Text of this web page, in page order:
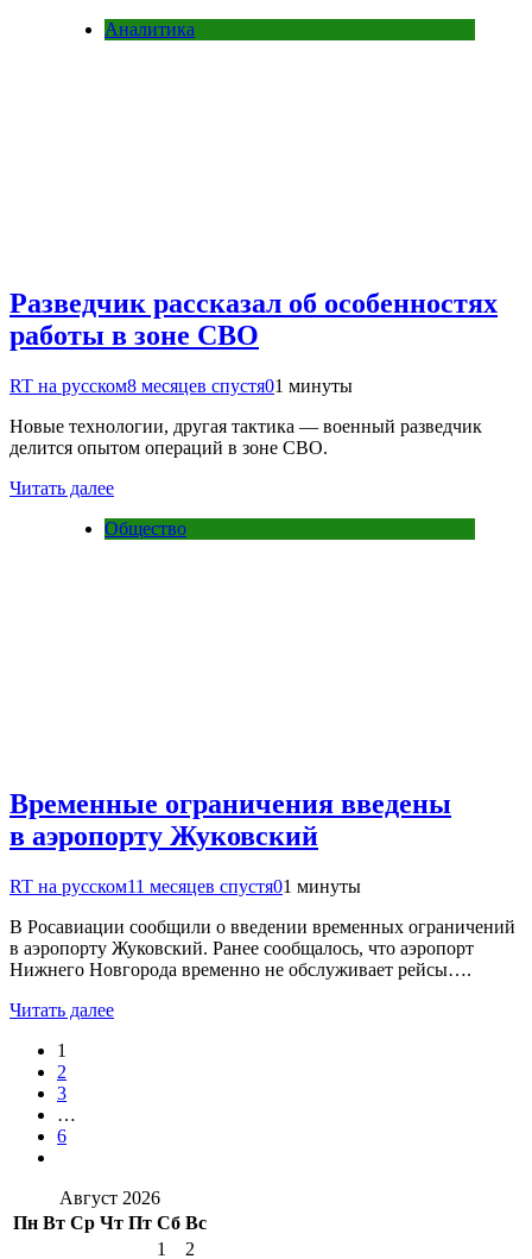
Аналитика
Разведчик рассказал об особенностях
работы в зоне СВО
RT на русском8 месяцев спустя01 минуты
Новые технологии, другая тактика — военный разведчик
делится опытом операций в зоне СВО.
Читать далее
Общество
Временные ограничения введены
в аэропорту Жуковский
RT на русском11 месяцев спустя01 минуты
В Росавиации сообщили о введении временных ограничений
в аэропорту Жуковский. Ранее сообщалось, что аэропорт
Нижнего Новгорода временно не обслуживает рейсы….
Читать далее
1
2
3
…
6
Август 2026
Пн Вт Ср Чт Пт Сб Вс
1
2